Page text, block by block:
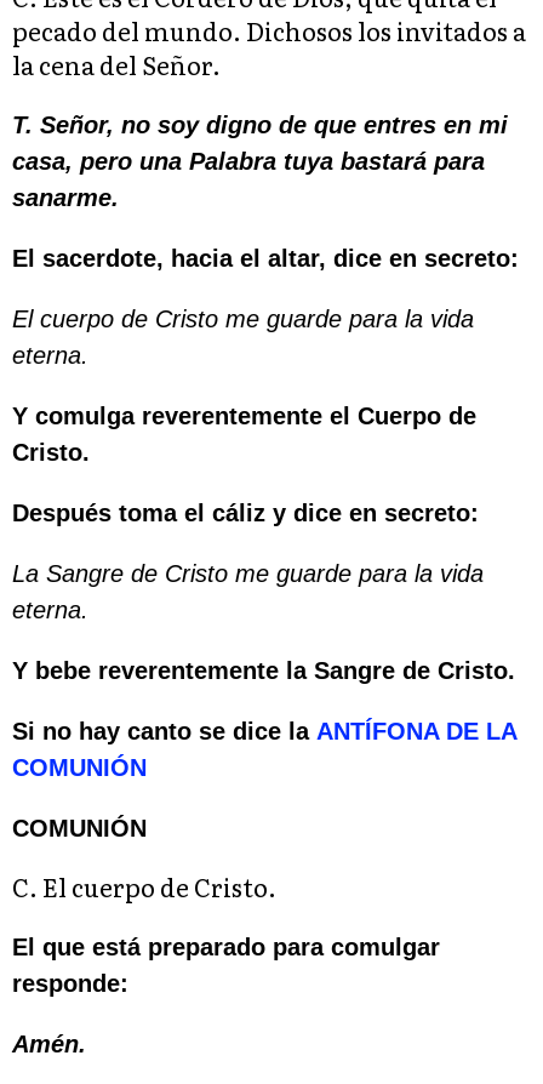
pecado del mundo. Dichosos los invitados a
la cena del Señor.
T. Señor, no soy digno de que entres en mi
casa, pero una Palabra tuya bastará para
sanarme.
El sacerdote, hacia el altar, dice en secreto:
El cuerpo de Cristo me guarde para la vida
eterna.
Y comulga reverentemente el Cuerpo de
Cristo.
Después toma el cáliz y dice en secreto:
La Sangre de Cristo me guarde para la vida
eterna.
Y bebe reverentemente la Sangre de Cristo.
Si no hay canto se dice la ANTÍFONA DE LA
COMUNIÓN
COMUNIÓN
C. El cuerpo de Cristo.
El que está preparado para comulgar
responde:
Amén.